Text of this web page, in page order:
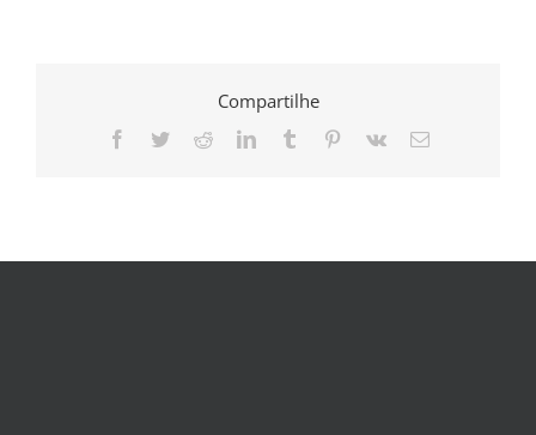
Compartilhe
Facebook
TwitterRedditLinkedInTumblr Pinterest
Vk
E-